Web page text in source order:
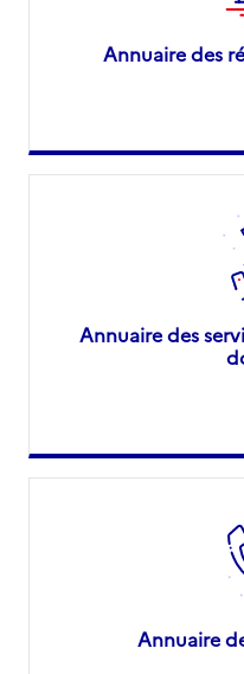
Annuaire des
Annuaire des
Annuaire